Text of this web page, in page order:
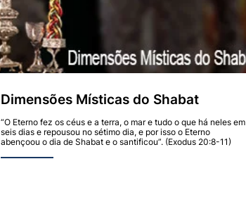
Dimensões Místicas do Shabat
“O Eterno fez os céus e a terra, o mar e tudo o que há neles em
seis dias e repousou no sétimo dia, e por isso o Eterno
abençoou o dia de Shabat e o santificou”. (Exodus 20:8-11)